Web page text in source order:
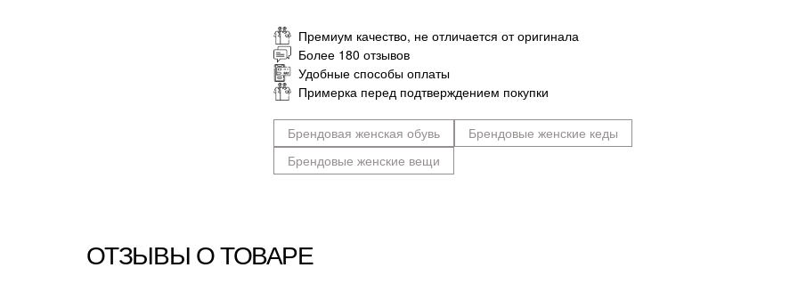
Премиум качество, не отличается от оригинала
Более 180 отзывов
Удобные способы оплаты
Примерка перед подтверждением покупки
Брендовая женская обувь
Брендовые женские кеды
Брендовые женские вещи
ОТЗЫВЫ О ТОВАРЕ